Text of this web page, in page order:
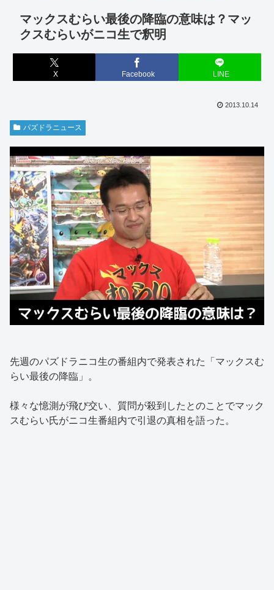
マックスむらい最後の降臨の意味は？マッ
クスむらいがニコ生で釈明
X Facebook LINE
2013.10.14
パズドラニュース
先週のパズドラニコ生の番組内で発表された「マックスむ
らい最後の降臨」。
様々な憶測が飛び交い、質問が殺到したとのことでマック
スむらい氏がニコ生番組内で引退の真相を語った。